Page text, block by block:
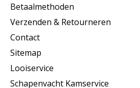
Betaalmethoden
Verzenden & Retourneren
Contact
Sitemap
Looiservice
Schapenvacht Kamservice